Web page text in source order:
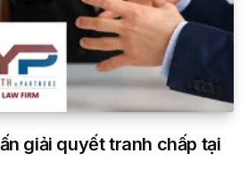
giải quyết tranh chấp tại